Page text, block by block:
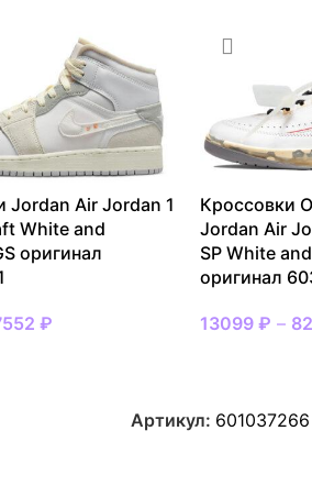
Jordan Air Jordan 1
White and
оригинал
₽
Кроссовки
Jordan Air
SP White
оригинал
13099 ₽ –
Артикул: 601037266